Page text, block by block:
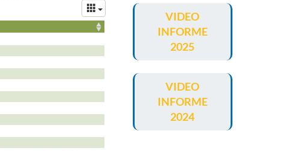
datos
VIDEO
INFORME
2025
VIDEO
INFORME
2024